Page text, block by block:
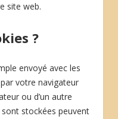
site web.
?
envoyé avec les
votre navigateur
ou d’un autre
stockées peuvent